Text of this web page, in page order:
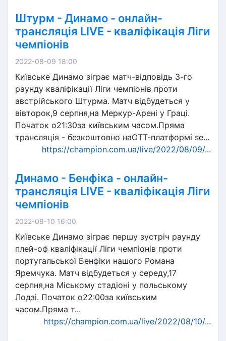
Штурм - Динамо - онлайн-
трансляція LIVE - кваліфікація Ліги
чемпіонів
2022-08-09 18:00
Київське Динамо зіграє матч-відповідь 3-го
раунду кваліфікації Ліги чемпіонів проти
австрійського Штурма. Матч відбудеться у
вівторок,9 серпня,на Меркур-Арені у Граці.
Початок о21:30за київським часом.Пряма
трансляція - безкоштовно наОТТ-платформі se...
https://champion.com.ua/live/2022/08/09/...
Динамо - Бенфіка - онлайн-
трансляція LIVE - кваліфікація Ліги
чемпіонів
2022-08-10 16:00
Київське Динамо зіграє першу зустріч раунду
плей-оф кваліфікації Ліги чемпіонів проти
португальської Бенфіки нашого Романа
Яремчука. Матч відбудеться у середу,17
серпня,на Міському стадіоні у польському
Лодзі. Початок о22:00за київським
часом.Пряма т...
https://champion.com.ua/live/2022/08/10/...